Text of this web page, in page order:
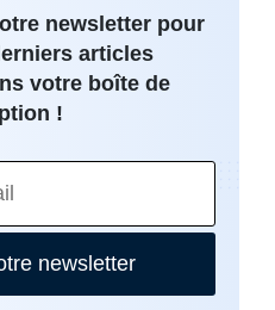
newsletter pour
articles
votre boîte de
!
newsletter